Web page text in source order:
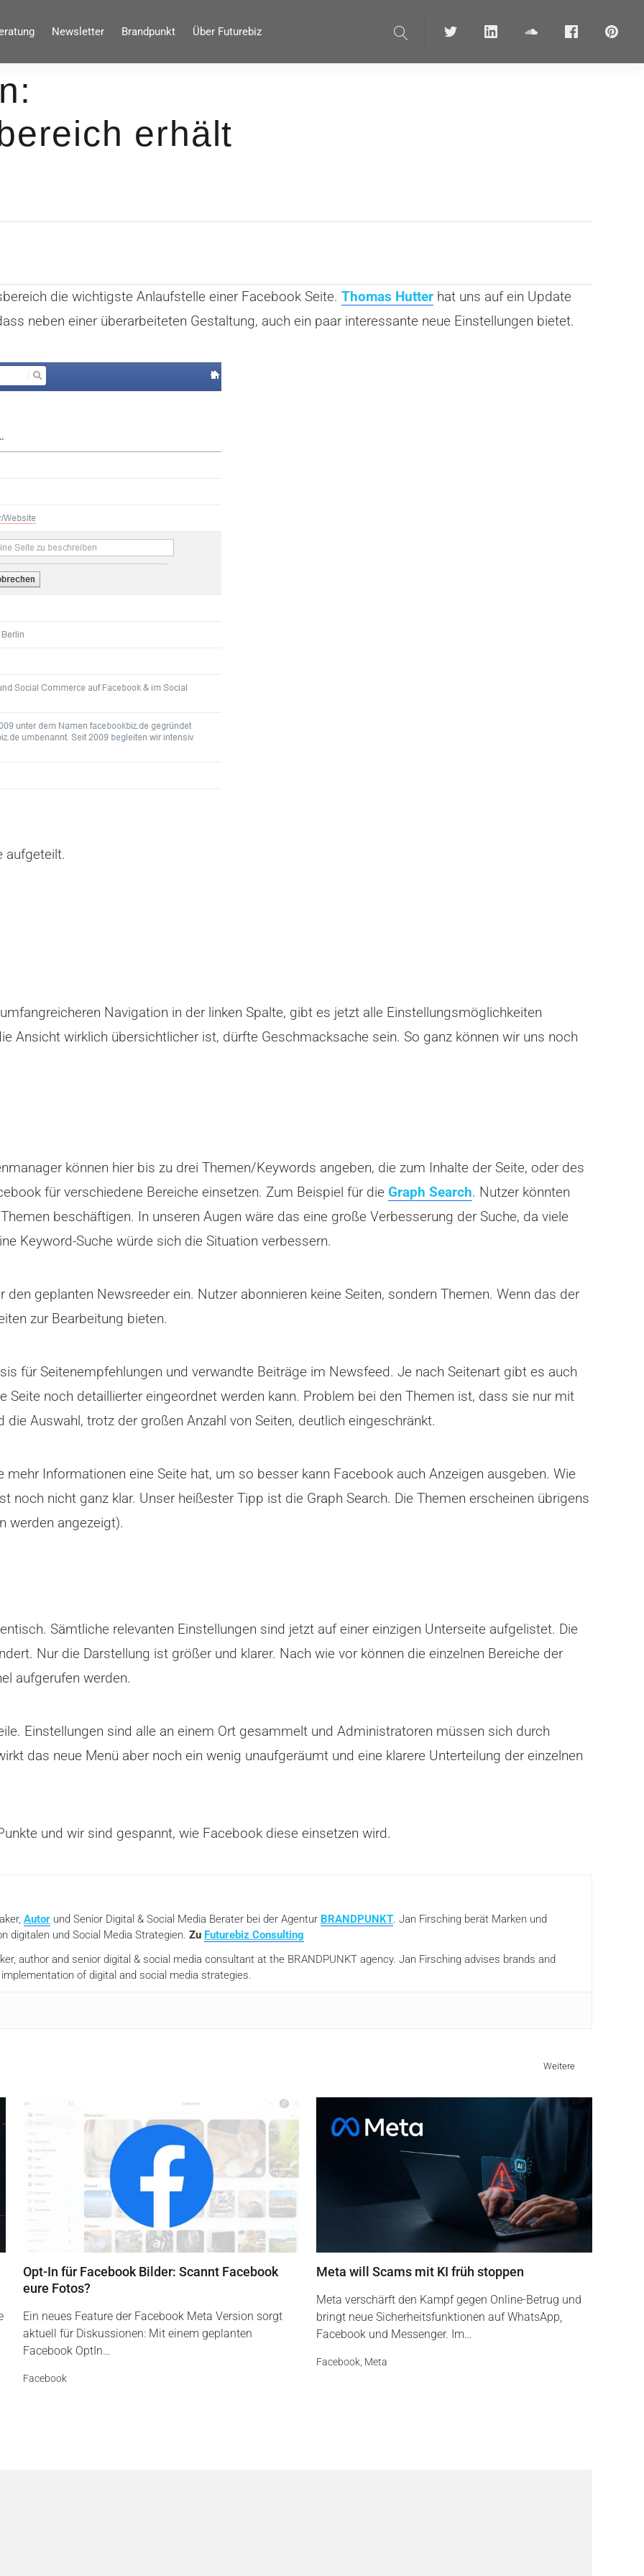
Newsletter Brandpunkt Über Futurebiz
Suche Twitter linkedin soundcloudFacebook
erhält
die wichtigste Anlaufstelle einer Facebook Seite. Thomas Hutter hat uns auf ein Update
neben einer überarbeiteten Gestaltung, auch ein paar interessante neue Einstellungen bietet.
aufgeteilt.
Navigation in der linken Spalte, gibt es jetzt alle Einstellungsmöglichkeiten
Ansicht wirklich übersichtlicher ist, dürfte Geschmacksache sein. So ganz können wir uns noch
können hier bis zu drei Themen/Keywords angeben, die zum Inhalte der Seite, oder des
für verschiedene Bereiche einsetzen. Zum Beispiel für die Graph Search. Nutzer könnten
beschäftigen. In unseren Augen wäre das eine große Verbesserung der Suche, da viele
Keyword-Suche würde sich die Situation verbessern.
geplanten Newsreeder ein. Nutzer abonnieren keine Seiten, sondern Themen. Wenn das der
zur Bearbeitung bieten.
für Seitenempfehlungen und verwandte Beiträge im Newsfeed. Je nach Seitenart gibt es auch
Seite noch detaillierter eingeordnet werden kann. Problem bei den Themen ist, dass sie nur mit
Auswahl, trotz der großen Anzahl von Seiten, deutlich eingeschränkt.
Informationen eine Seite hat, um so besser kann Facebook auch Anzeigen ausgeben. Wie
noch nicht ganz klar. Unser heißester Tipp ist die Graph Search. Die Themen erscheinen übrigens
werden angezeigt).
Sämtliche relevanten Einstellungen sind jetzt auf einer einzigen Unterseite aufgelistet. Die
Nur die Darstellung ist größer und klarer. Nach wie vor können die einzelnen Bereiche der
aufgerufen werden.
Einstellungen sind alle an einem Ort gesammelt und Administratoren müssen sich durch
das neue Menü aber noch ein wenig unaufgeräumt und eine klarere Unterteilung der einzelnen
und wir sind gespannt, wie Facebook diese einsetzen wird.
Autor und Senior Digital & Social Media Berater bei der Agentur BRANDPUNKT. Jan Firsching berät Marken und
digitalen und Social Media Strategien. Zu Futurebiz Consulting
author and senior digital & social media consultant at the BRANDPUNKT agency. Jan Firsching advises brands and
of digital and social media strategies.
Weitere
Opt-In für Facebook Bilder: Scannt Facebook
eure Fotos?
Ein neues Feature der Facebook Meta Version sorgt
aktuell für Diskussionen: Mit einem geplanten
Facebook OptIn…
Facebook
Meta will Scams mit KI früh stoppen
Meta verschärft den Kampf gegen Online-Betrug und
bringt neue Sicherheitsfunktionen auf WhatsApp,
Facebook und Messenger. Im…
Facebook Meta